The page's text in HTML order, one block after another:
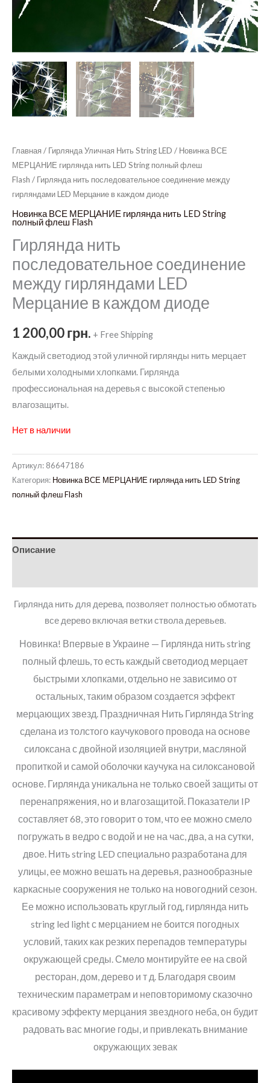
Главная / Гирлянда Уличная Нить String LED / Новинка ВСЕ
МЕРЦАНИЕ гирлянда нить LED String полный флеш
Flash / Гирлянда нить последовательное соединение между
гирляндами LED Мерцание в каждом диоде
Новинка ВСЕ МЕРЦАНИЕ гирлянда нить LED String
полный флеш Flash
Гирлянда нить
последовательное соединение
между гирляндами LED
Мерцание в каждом диоде
1 200,00грн. + Free Shipping
Каждый светодиод этой уличной гирлянды нить мерцает
белыми холодными хлопками. Гирлянда
профессиональная на деревья с высокой степенью
влагозащиты.
Нет в наличии
Артикул: 86647186
Категория: Новинка ВСЕ МЕРЦАНИЕ гирлянда нить LED String
полный флеш Flash
Описание
Гирлянда нить для дерева, позволяет полностью обмотать
все дерево включая ветки ствола деревьев.
Новинка! Впервые в Украине — Гирлянда нить string
полный флешь, то есть каждый светодиод мерцает
быстрыми хлопками, отдельно не зависимо от
остальных, таким образом создается эффект
мерцающих звезд. Праздничная Нить Гирлянда String
сделана из толстого каучукового провода на основе
силоксана с двойной изоляцией внутри, масляной
пропиткой и самой оболочки каучука на силоксановой
основе. Гирлянда уникальна не только своей защиты от
перенапряжения, но и влагозащитой. Показатели IP
составляет 68, это говорит о том, что ее можно смело
погружать в ведро с водой и не на час, два, а на сутки,
двое. Нить string LED специально разработана для
улицы, ее можно вешать на деревья, разнообразные
каркасные сооружения не только на новогодний сезон.
Ее можно использовать круглый год, гирлянда нить
string led light с мерцанием не боится погодных
условий, таких как резких перепадов температуры
окружающей среды. Смело монтируйте ее на свой
ресторан, дом, дерево и т д. Благодаря своим
техническим параметрам и неповторимому сказочно
красивому эффекту мерцания звездного неба, он будит
радовать вас многие годы, и привлекать внимание
окружающих зевак